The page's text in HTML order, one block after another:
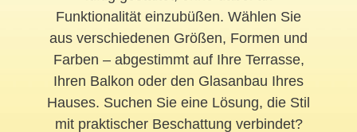
Funktionalität einzubüßen. Wählen Sie
aus verschiedenen Größen, Formen und
Farben – abgestimmt auf Ihre Terrasse,
Ihren Balkon oder den Glasanbau Ihres
Hauses. Suchen Sie eine Lösung, die Stil
mit praktischer Beschattung verbindet?